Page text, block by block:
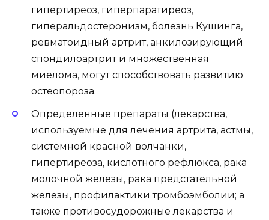
гипертиреоз, гиперпаратиреоз,
гиперальдостеронизм, болезнь Кушинга,
ревматоидный артрит, анкилозирующий
спондилоартрит и множественная
миелома, могут способствовать развитию
остеопороза.
Определенные препараты (лекарства,
используемые для лечения артрита, астмы,
системной красной волчанки,
гипертиреоза, кислотного рефлюкса, рака
молочной железы, рака предстательной
железы, профилактики тромбоэмболии; а
также противосудорожные лекарства и